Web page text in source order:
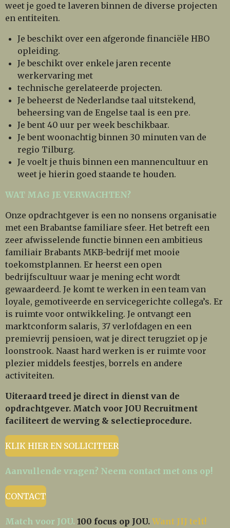
weet je goed te laveren binnen de diverse projecten
en entiteiten.
Je beschikt over een afgeronde financiële HBO
opleiding.
Je beschikt over enkele jaren recente
werkervaring met
technische gerelateerde projecten.
Je beheerst de Nederlandse taal uitstekend,
beheersing van de Engelse taal is een pre.
Je bent 40 uur per week beschikbaar.
Je bent woonachtig binnen 30 minuten van de
regio Tilburg.
Je voelt je thuis binnen een mannencultuur en
weet je hierin goed staande te houden.
WAT MAG JE VERWACHTEN?
Onze opdrachtgever is een no nonsens organisatie
met een Brabantse familiare sfeer. Het betreft een
zeer afwisselende functie binnen een ambitieus
familiair Brabants MKB-bedrijf met mooie
toekomstplannen. Er heerst een open
bedrijfscultuur waar je mening echt wordt
gewaardeerd. Je komt te werken in een team van
loyale, gemotiveerde en servicegerichte collega’s. Er
is ruimte voor ontwikkeling. Je ontvangt een
marktconform salaris, 37 verlofdagen en een
premievrij pensioen, wat je direct terugziet op je
loonstrook. Naast hard werken is er ruimte voor
plezier middels feestjes, borrels en andere
activiteiten.
Uiteraard treed je direct in dienst van de
opdrachtgever. Match voor JOU Recruitment
faciliteert de werving & selectieprocedure.
KLIK HIER EN SOLLICITEER
Aanvullende vragen? Neem contact met ons op!
CONTACT
Match voor JOU. 100 focus op JOU. Want JIJ telt!